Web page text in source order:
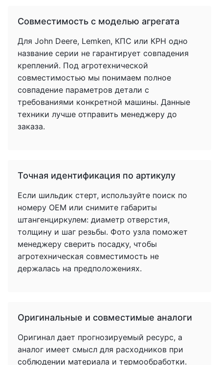
Совместимость с моделью агрегата
Для John Deere, Lemken, КПС или КРН одно
название серии не гарантирует совпадения
креплений. Под агротехнической
совместимостью мы понимаем полное
совпадение параметров детали с
требованиями конкретной машины. Данные
техники лучше отправить менеджеру до
заказа.
Точная идентификация по артикулу
Если шильдик стерт, используйте поиск по
номеру OEM или снимите габариты
штангенциркулем: диаметр отверстия,
толщину и шаг резьбы. Фото узла поможет
менеджеру сверить посадку, чтобы
агротехническая совместимость не
держалась на предположениях.
Оригинальные и совместимые аналоги
Оригинал дает прогнозируемый ресурс, а
аналог имеет смысл для расходников при
соблюдении материала и термообработки.